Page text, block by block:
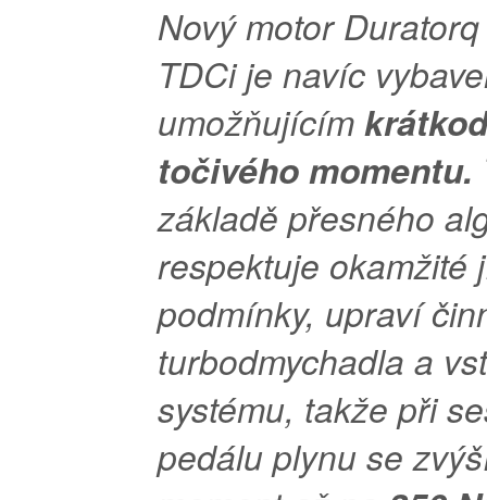
Nový motor
TDCi je navíc
umožňujícím
točivého momentu.
základě přesného
respektuje okamžité
podmínky, upraví
turbodmychadla a
systému, takže při
pedálu plynu se